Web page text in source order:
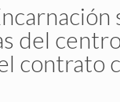
del
contrato